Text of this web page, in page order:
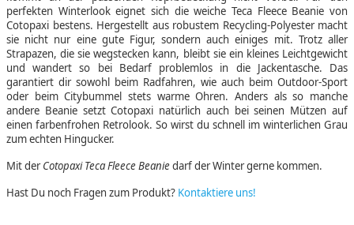
perfekten Winterlook eignet sich die weiche Teca Fleece Beanie von
Cotopaxi bestens. Hergestellt aus robustem Recycling-Polyester macht
sie nicht nur eine gute Figur, sondern auch einiges mit. Trotz aller
Strapazen, die sie wegstecken kann, bleibt sie ein kleines Leichtgewicht
und wandert so bei Bedarf problemlos in die Jackentasche. Das
garantiert dir sowohl beim Radfahren, wie auch beim Outdoor-Sport
oder beim Citybummel stets warme Ohren. Anders als so manche
andere Beanie setzt Cotopaxi natürlich auch bei seinen Mützen auf
einen farbenfrohen Retrolook. So wirst du schnell im winterlichen Grau
zum echten Hingucker.
Mit derCotopaxi Teca Fleece Beaniedarf der Winter gerne kommen.
Hast Du noch Fragen zum Produkt? Kontaktiere uns!